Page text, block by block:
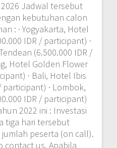
Jadwal tersebut
kebutuhan calon
: · Yogyakarta, Hotel
IDR / participant) ·
(6.500.000 IDR /
Hotel Golden Flower
· Bali, Hotel Ibis
participant) · Lombok,
IDR / participant)
2022 ini : Investasi
tiga hari tersebut
peserta (on call).
contact us. Apabila